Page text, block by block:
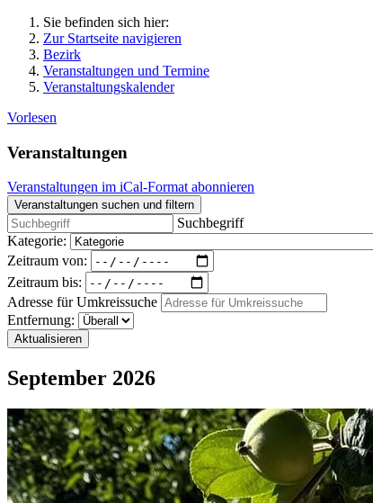
Sie befinden sich hier:
Zur Startseite navigieren
Bezirk
Veranstaltungen und Termine
Veranstaltungskalender
Vorlesen
Veranstaltungen
Veranstaltungen im iCal-Format abonnieren
Veranstaltungen suchen und filtern
Suchbegriff
Kategorie:
Zeitraum von:
Zeitraum bis:
Adresse für Umkreissuche
Entfernung:
Aktualisieren
September 2026